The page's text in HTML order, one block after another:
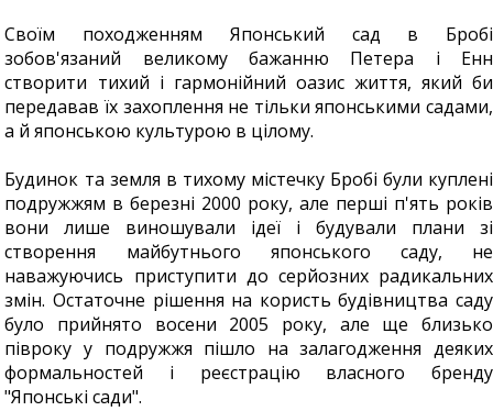
Своїм походженням Японський сад в Бробі
зобов'язаний великому бажанню Петера і Енн
створити тихий і гармонійний оазис життя, який би
передавав їх захоплення не тільки японськими садами,
а й японською культурою в цілому.
Будинок та земля в тихому містечку Бробі були куплені
подружжям в березні 2000 року, але перші п'ять років
вони лише виношували ідеї і будували плани зі
створення майбутнього японського саду, не
наважуючись приступити до серйозних радикальних
змін. Остаточне рішення на користь будівництва саду
було прийнято восени 2005 року, але ще близько
півроку у подружжя пішло на залагодження деяких
формальностей і реєстрацію власного бренду
"Японські сади".